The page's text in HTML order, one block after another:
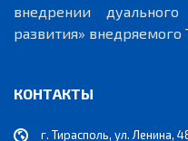
внедрении
развития»
КОНТАКТЫ
г. Тирасполь, ул. Ленина,